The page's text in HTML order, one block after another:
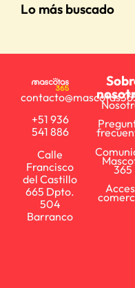
Lo más buscado
+51 936
541 886
Calle
Francisco
del Castillo
665 Dpto.
504
Barranco
365